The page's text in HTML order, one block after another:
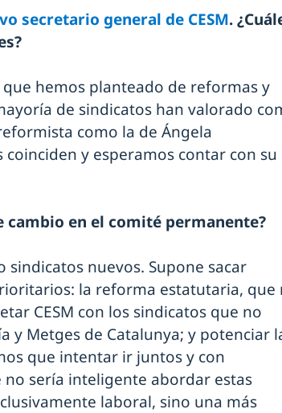
secretario general de CESM.
hemos planteado de reformas y
de sindicatos han valorado
como la de Ángela
y esperamos contar con su
cambio en el comité permanente?
sindicatos nuevos. Supone sacar
la reforma estatutaria, que
CESM con los sindicatos que no
y Metges de Catalunya; y potenciar
que intentar ir juntos y con
sería inteligente abordar estas
laboral, sino una más